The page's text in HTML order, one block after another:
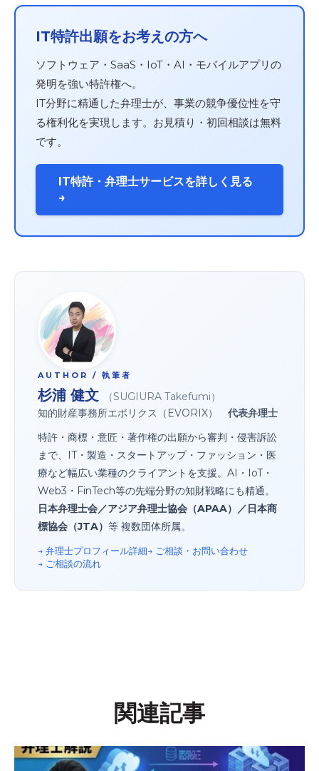
IT特許出願をお考えの方へ
ソフトウェア・SaaS・IoT・AI・モバイルアプリの
発明を強い特許権へ。
IT分野に精通した弁理士が、事業の競争優位性を守
る権利化を実現します。お見積り・初回相談は無料
です。
IT特許・弁理士サービスを詳しく見る
→
AUTHOR / 執筆者
杉浦 健文
（SUGIURA Takefumi）
知的財産事務所エボリクス（EVORIX） 代表弁理士
特許・商標・意匠・著作権の出願から審判・侵害訴訟
まで、IT・製造・スタートアップ・ファッション・医
療など幅広い業種のクライアントを支援。AI・IoT・
Web3・FinTech等の先端分野の知財戦略にも精通。
日本弁理士会／アジア弁理士協会（APAA）／日本商
標協会（JTA） 等 複数団体所属。
→ 弁理士プロフィール詳細→ ご相談・お問い合わせ
→ ご相談の流れ
関連記事